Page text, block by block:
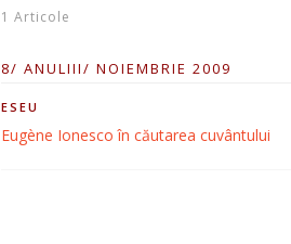
1 Articole
8/ ANULIII/ NOIEMBRIE 2009
ESEU
Eugène Ionesco în căutarea cuvântului